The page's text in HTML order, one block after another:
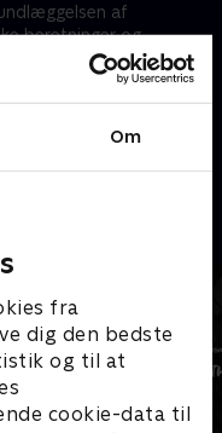
Om
fra
dig den bedste
og til at
cookie-data til
af
beretninger og
fakta fra myter og
USA.